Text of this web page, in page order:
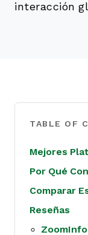
interacción
TABLE OF
Mejores
Por Qué
Comparar
Reseñas
ZoomInfo